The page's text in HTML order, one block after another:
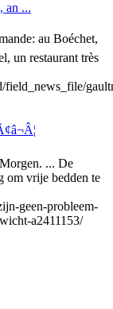
an ...
au Boéchet,
un restaurant très
field_news_file/
... De
om vrije bedden te
geen-probleem-
a2411153/